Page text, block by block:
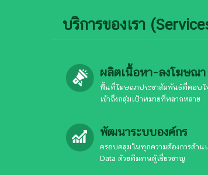
บริการของเรา
ผลิตเนื้อหา-ลงโฆษณา
พื้นที่โฆษณาประชาสัมพันธ์ที่ตอบโ
เข้าถึงกลุ่มเป้าหมายที่หลากหลาย
พัฒนาระบบองค์กร
ครอบคลุมในทุกความต้องการด้าน
Data ด้วยทีมงานผู้เชี่ยวชาญ